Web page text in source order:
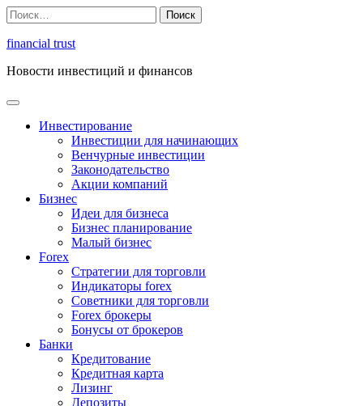
Перейти
к
содержимому
Найти:
financial trust
Новости инвестиций и финансов
Инвестирование
Инвестиции для начинающих
Венчурные инвестиции
Законодательство
Акции компаний
Бизнес
Идеи для бизнеса
Бизнес планирование
Малый бизнес
Forex
Стратегии для торговли
Индикаторы forex
Советники для торговли
Forex брокеры
Бонусы от брокеров
Банки
Кредитование
Кредитная карта
Лизинг
Депозиты